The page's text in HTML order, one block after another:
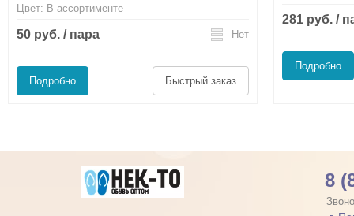
Цвет: В ассортименте
50 руб. / пара Нет
Подробно Быстрый заказ
281 руб. /
Подробно
8